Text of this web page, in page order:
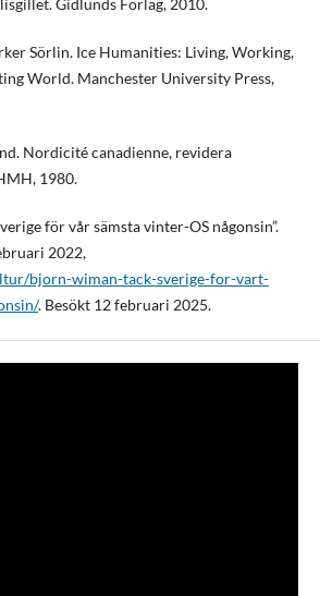
Gidlunds Förlag, 2010.
Sörlin. Ice Humanities: Living, Working,
World. Manchester University Press,
Nordicité canadienne, revidera
1980.
för vår sämsta vinter-OS någonsin”.
2022,
bjorn-wiman-tack-sverige-for-vart-
. Besökt 12 februari 2025.